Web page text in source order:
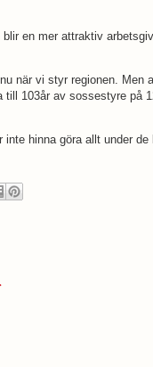
en mer attraktiv
när vi styr regionen. Men
till 103år av sossestyre på
hinna göra allt under de